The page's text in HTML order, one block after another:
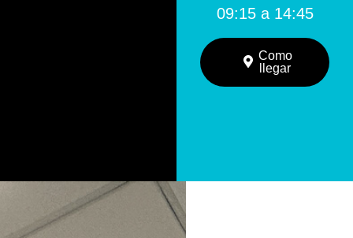
09:15 a 14:45
Como
llegar